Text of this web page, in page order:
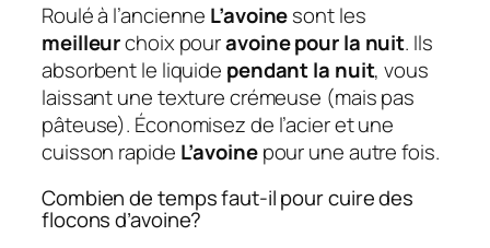
Roulé à l’ancienne L’avoinesont les
meilleurchoix pouravoine pour la nuit. Ils
absorbent le liquide pendant la nuit, vous
laissant une texture crémeuse (mais pas
pâteuse). Économisez de l’acier et une
cuisson rapide L’avoinepour une autre fois.
Combien de temps faut-il pour cuire des
flocons d’avoine?